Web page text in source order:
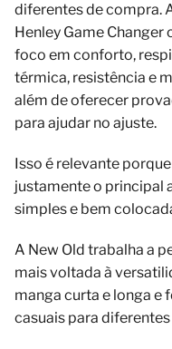
diferentes de compra.
Henley Game
foco em conforto,
térmica, resistência e
além de oferecer
para ajudar no ajuste.
Isso é relevante
justamente o principal
simples e bem
A New Old trabalha a
mais voltada à
manga curta e longa e
casuais para